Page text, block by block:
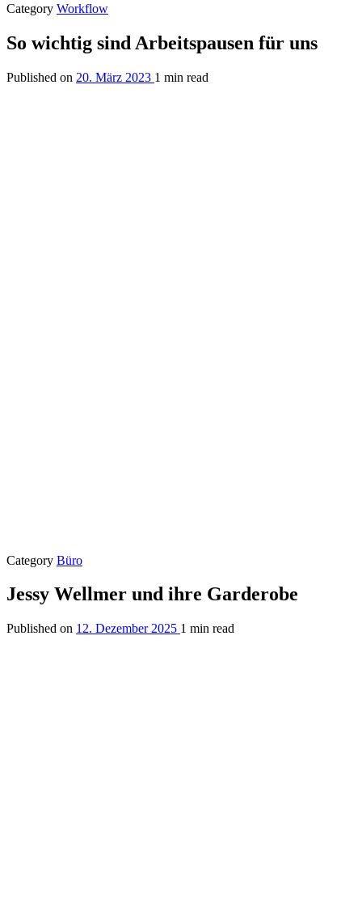
Category Workflow
So wichtig sind Arbeitspausen für uns
Published on 20. März 2023 1 min read
Category Büro
Jessy Wellmer und ihre Garderobe
Published on 12. Dezember 2025 1 min read